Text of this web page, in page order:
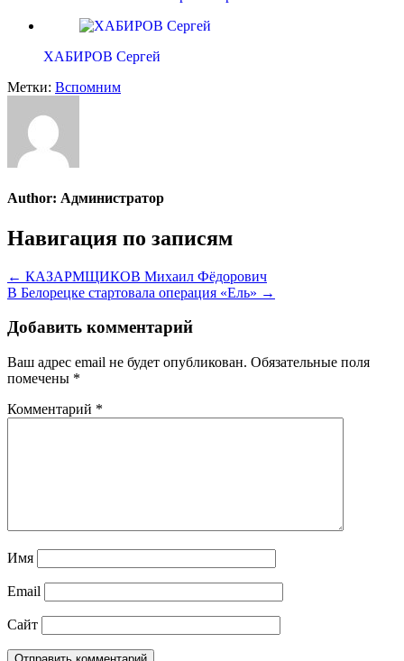
ХАБИРОВ Сергей
Метки: Вспомним
Author: Администратор
Навигация по записям
← КАЗАРМЩИКОВ Михаил Фёдорович
В Белорецке стартовала операция «Ель» →
Добавить комментарий
Ваш адрес email не будет опубликован. Обязательные поля
помечены *
Комментарий *
Имя
Email
Сайт